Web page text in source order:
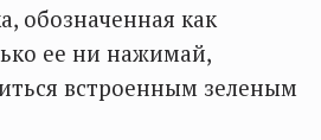
обозначенная как
ее ни нажимай,
встроенным зеленым